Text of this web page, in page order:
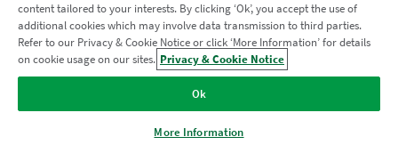
加入分析現代化計畫
透過分析現代化程式進行現代化而不犧牲寶貴的 QlikView 應用
程式。
content tailored to your interests. By clicking ‘Ok’, you accept the use of
additional cookies which may involve data transmission to third parties.
Refer to our Privacy & Cookie Notice or click ‘More Information’ for details
on cookie usage on our sites. Privacy & Cookie Notice
Ok
More Information